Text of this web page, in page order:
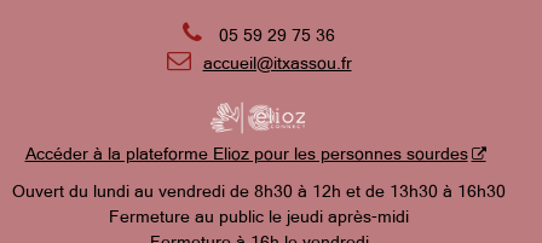
 05 59 29 75 36
 accueil@itxassou.fr
Accéder à la plateforme Elioz pour les personnes sourdes
Ouvert du lundi au vendredi de 8h30 à 12h et de 13h30 à 16h30
Fermeture au public le jeudi après-midi